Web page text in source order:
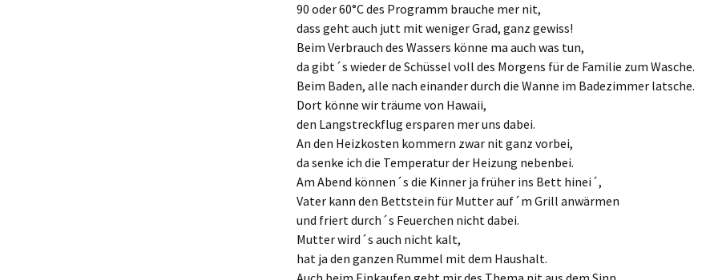
90 oder 60°C des Programm brauche mer nit,
dass geht auch jutt mit weniger Grad, ganz gewiss!
Beim Verbrauch des Wassers könne ma auch was tun,
da gibt´s wieder de Schüssel voll des Morgens für de Familie zum Wasche.
Beim Baden, alle nach einander durch die Wanne im Badezimmer latsche.
Dort könne wir träume von Hawaii,
den Langstreckflug ersparen mer uns dabei.
An den Heizkosten kommern zwar nit ganz vorbei,
da senke ich die Temperatur der Heizung nebenbei.
Am Abend können´s die Kinner ja früher ins Bett hinei´,
Vater kann den Bettstein für Mutter auf´m Grill anwärmen
und friert durch´s Feuerchen nicht dabei.
Mutter wird´s auch nicht kalt,
hat ja den ganzen Rummel mit dem Haushalt.